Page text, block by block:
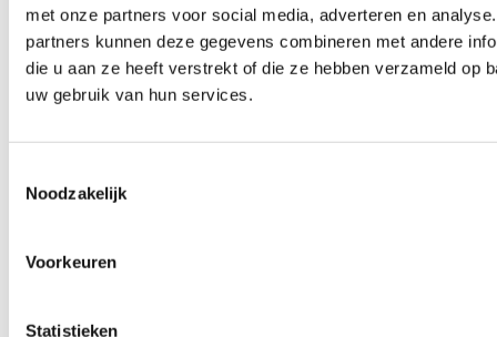
met onze partners voor social media, adverteren en
partners kunnen deze gegevens combineren met andere
die u aan ze heeft verstrekt of die ze hebben verzameld op
uw gebruik van hun services.
Noodzakelijk
Voorkeuren
Statistieken
€ 67,00
Informeer naar de levertijd